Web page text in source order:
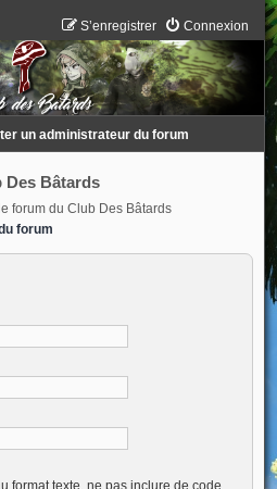
Connexion
S’enregistrer
un administrateur du forum
Des Bâtards
forum du Club Des Bâtards
forum
format texte, ne pas inclure de code